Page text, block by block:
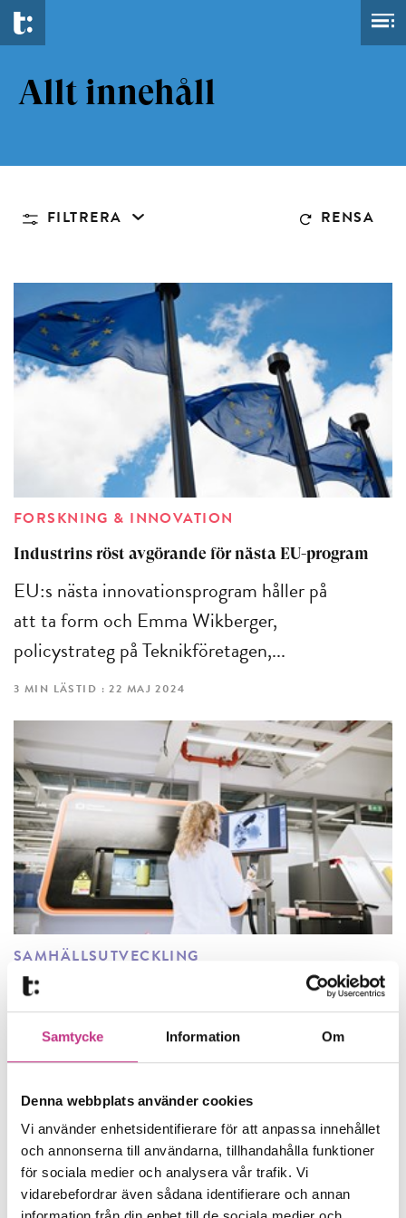
Samtycke Information Om
Denna webbplats använder cookies
Vi använder enhetsidentifierare för att anpassa innehållet
och annonserna till användarna, tillhandahålla funktioner
för sociala medier och analysera vår trafik. Vi
vidarebefordrar även sådana identifierare och annan
Allt innehåll
FILTRERA RENSA
FORSKNING & INNOVATION
Industrins röst avgörande för nästa EU-program
EU:s nästa innovationsprogram håller på
att ta form och Emma Wikberger,
policystrateg på Teknikföretagen,...
3 MIN LÄSTID : 22 MAJ 2024
SAMHÄLLSUTVECKLING
Nya dataregler skapar oro i näringslivet
Nya regler kring rätten till digital
information hastas fram under Sveriges
5 MIN LÄSTID : 22 MAR 2023